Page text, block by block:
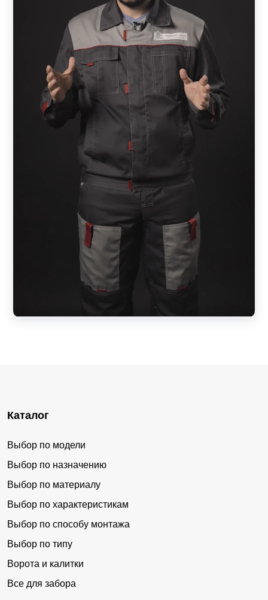
Каталог
Выбор по модели
Выбор по назначению
Выбор по материалу
Выбор по характеристикам
Выбор по способу монтажа
Выбор по типу
Ворота и калитки
Все для забора